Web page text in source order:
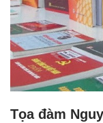
Tọa đàm